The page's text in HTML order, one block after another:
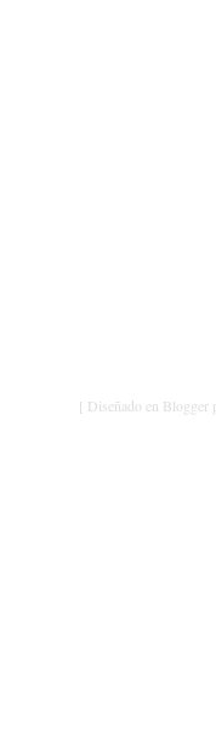
[ Diseñado en Blogger